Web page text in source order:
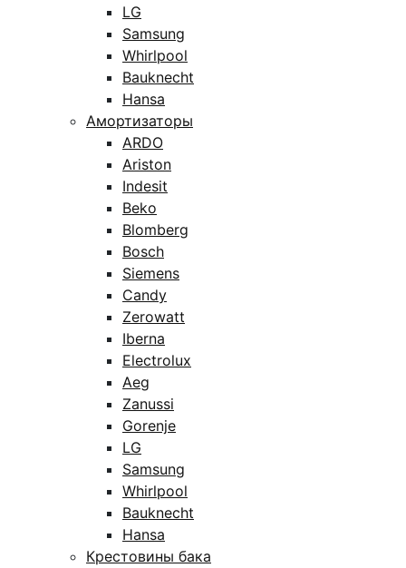
LG
Samsung
Whirlpool
Bauknecht
Hansa
Амортизаторы
ARDO
Ariston
Indesit
Beko
Blomberg
Bosch
Siemens
Candy
Zerowatt
Iberna
Electrolux
Aeg
Zanussi
Gorenje
LG
Samsung
Whirlpool
Bauknecht
Hansa
Крестовины бака